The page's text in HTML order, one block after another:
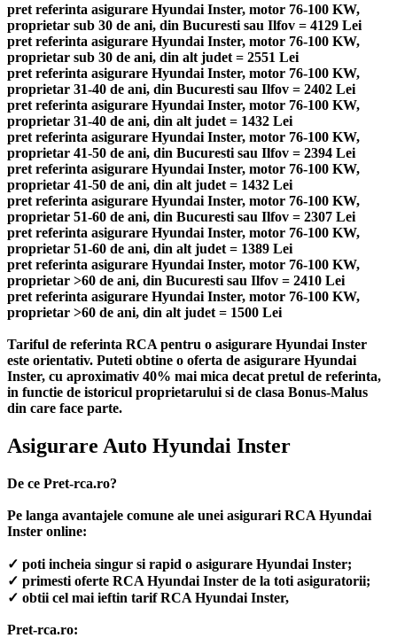
pret referinta asigurare Hyundai Inster, motor 76-100 KW,
proprietar sub 30 de ani, din Bucuresti sau Ilfov = 4129 Lei
pret referinta asigurare Hyundai Inster, motor 76-100 KW,
proprietar sub 30 de ani, din alt judet = 2551 Lei
pret referinta asigurare Hyundai Inster, motor 76-100 KW,
proprietar 31-40 de ani, din Bucuresti sau Ilfov = 2402 Lei
pret referinta asigurare Hyundai Inster, motor 76-100 KW,
proprietar 31-40 de ani, din alt judet = 1432 Lei
pret referinta asigurare Hyundai Inster, motor 76-100 KW,
proprietar 41-50 de ani, din Bucuresti sau Ilfov = 2394 Lei
pret referinta asigurare Hyundai Inster, motor 76-100 KW,
proprietar 41-50 de ani, din alt judet = 1432 Lei
pret referinta asigurare Hyundai Inster, motor 76-100 KW,
proprietar 51-60 de ani, din Bucuresti sau Ilfov = 2307 Lei
pret referinta asigurare Hyundai Inster, motor 76-100 KW,
proprietar 51-60 de ani, din alt judet = 1389 Lei
pret referinta asigurare Hyundai Inster, motor 76-100 KW,
proprietar >60 de ani, din Bucuresti sau Ilfov = 2410 Lei
pret referinta asigurare Hyundai Inster, motor 76-100 KW,
proprietar >60 de ani, din alt judet = 1500 Lei
Tariful de referinta RCA pentru o asigurare Hyundai Inster
este orientativ. Puteti obtine o oferta de asigurare Hyundai
Inster, cu aproximativ 40% mai mica decat pretul de referinta,
in functie de istoricul proprietarului si de clasa Bonus-Malus
din care face parte.
Asigurare Auto Hyundai Inster
De ce Pret-rca.ro?
Pe langa avantajele comune ale unei asigurari RCA Hyundai
Inster online:
✓ poti incheia singur si rapid o asigurare Hyundai Inster;
✓ primesti oferte RCA Hyundai Inster de la toti asiguratorii;
✓ obtii cel mai ieftin tarif RCA Hyundai Inster,
Pret-rca.ro: